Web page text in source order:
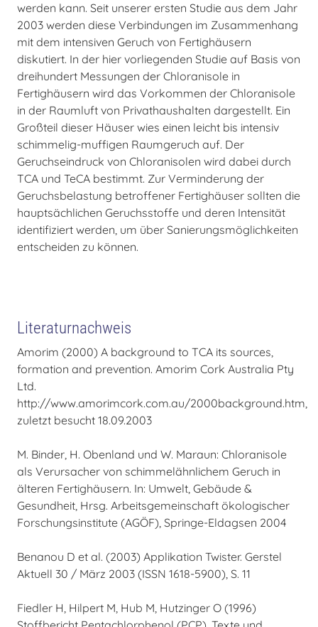
werden kann. Seit unserer ersten Studie aus dem Jahr
2003 werden diese Verbindungen im Zusammenhang
mit dem intensiven Geruch von Fertighäusern
diskutiert. In der hier vorliegenden Studie auf Basis von
dreihundert Messungen der Chloranisole in
Fertighäusern wird das Vorkommen der Chloranisole
in der Raumluft von Privathaushalten dargestellt. Ein
Großteil dieser Häuser wies einen leicht bis intensiv
schimmelig-muffigen Raumgeruch auf. Der
Geruchseindruck von Chloranisolen wird dabei durch
TCA und TeCA bestimmt. Zur Verminderung der
Geruchsbelastung betroffener Fertighäuser sollten die
hauptsächlichen Geruchsstoffe und deren Intensität
identifiziert werden, um über Sanierungsmöglichkeiten
entscheiden zu können.
Literaturnachweis
Amorim (2000) A background to TCA its sources,
formation and prevention. Amorim Cork Australia Pty
Ltd.
http://www.amorimcork.com.au/2000background.htm,
zuletzt besucht 18.09.2003
M. Binder, H. Obenland und W. Maraun: Chloranisole
als Verursacher von schimmelähnlichem Geruch in
älteren Fertighäusern. In: Umwelt, Gebäude &
Gesundheit, Hrsg. Arbeitsgemeinschaft ökologischer
Forschungsinstitute (AGÖF), Springe-Eldagsen 2004
Benanou D et al. (2003) Applikation Twister. Gerstel
Aktuell 30 / März 2003 (ISSN 1618-5900), S. 11
Fiedler H, Hilpert M, Hub M, Hutzinger O (1996)